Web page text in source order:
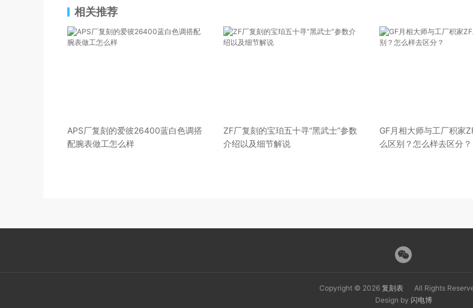
相关推荐
APS厂复刻的爱彼26400蓝白色调搭
配腕表做工怎么样
ZF厂复刻的宝珀五十寻“黑武士”参数
介绍以及细节解说
GF月相大师与工厂积家
么区别？怎么样去区分？
Copyright © 2026 复刻表
All Rights
Design by 闪电博